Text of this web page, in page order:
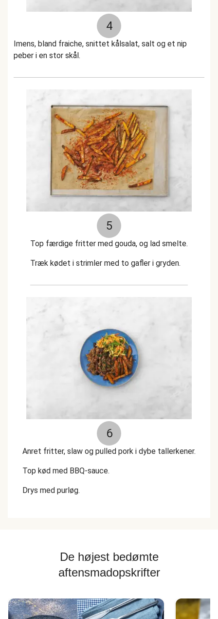
4
Imens, bland fraiche, snittet kålsalat, salt og et nip
peber i en stor skål.
5
Top færdige fritter med gouda, og lad smelte.
Træk kødet i strimler med to gafler i gryden.
6
Anret fritter, slaw og pulled pork i dybe tallerkener.
Top kød med BBQ-sauce.
Drys med purløg.
De højest bedømte
aftensmadopskrifter